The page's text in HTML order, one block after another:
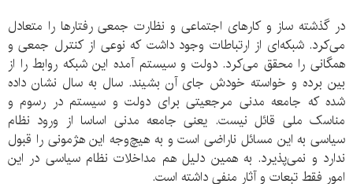
در گذشته ساز و کارهای اجتماعی و نظارت جمعی رفتارها را متعادل
می‌کرد. شبکه‌ای از ارتباطات وجود داشت که نوعی از کنترل جمعی و
همگانی را محقق می‌کرد. دولت و سیستم آمده این شبکه روابط را از
بین برده و خواسته خودش جای آن بشیند. سال به سال نشان داده
شده که جامعه مدنی مرجعیتی برای دولت و سیستم در رسوم و
مناسک ملی قائل نیست. یعنی جامعه مدنی اساسا از ورود نظام
سیاسی به این مسائل ناراضی است و به هیچ‌وجه این هژمونی را قبول
ندارد و نمی‌پذیرد. به همین دلیل هم مداخلات نظام سیاسی در این
امور فقط تبعات و آثار منفی داشته است.